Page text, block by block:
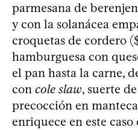
parmesana de
y con la solanácea
croquetas de cordero
hamburguesa con
el pan hasta la carne,
con cole slaw, suerte
precocción en
enriquece en este